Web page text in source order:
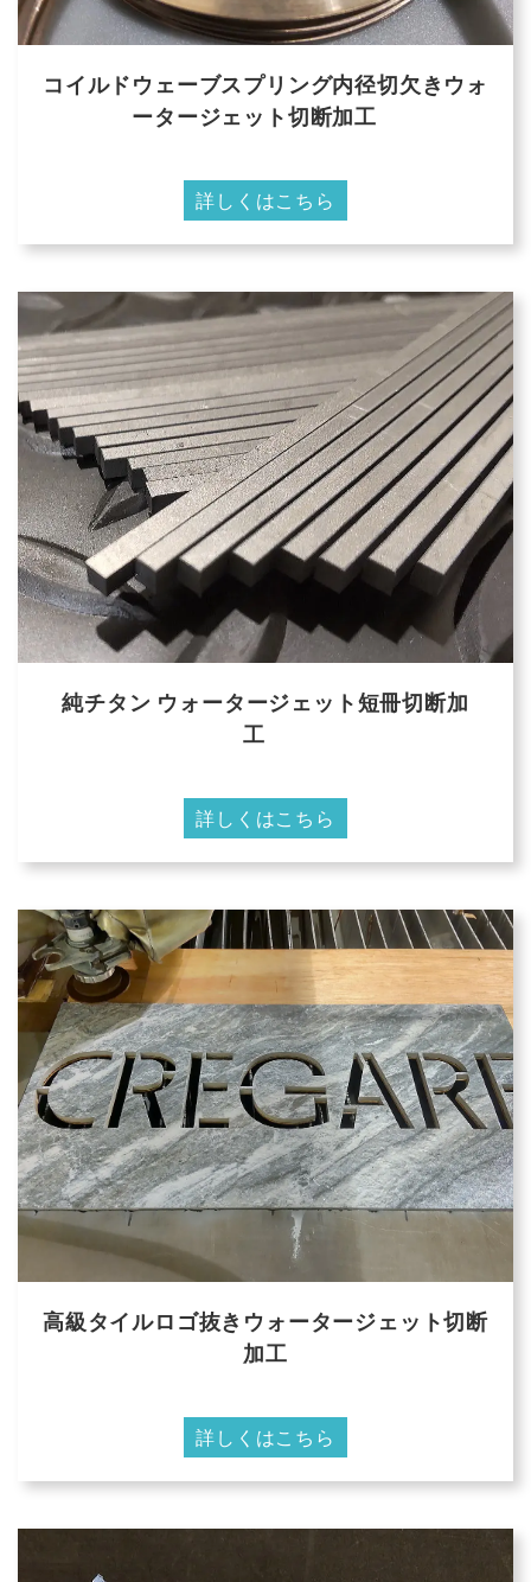
コイルドウェーブスプリング内径切欠きウォ
ータージェット切断加工
詳しくはこちら
純チタン ウォータージェット短冊切断加
工
詳しくはこちら
高級タイルロゴ抜きウォータージェット切断
加工
詳しくはこちら